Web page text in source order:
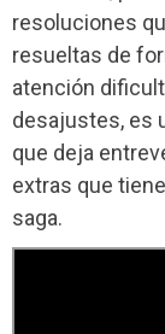
resoluciones
resueltas de
atención
desajustes, es
que deja
extras que
saga.